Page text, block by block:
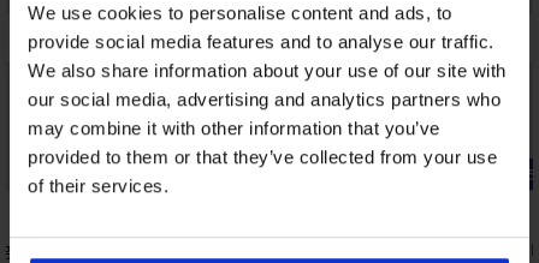
We use cookies to personalise content and ads, to
provide social media features and to analyse our traffic.
We also share information about your use of our site with
our social media, advertising and analytics partners who
may combine it with other information that you’ve
provided to them or that they’ve collected from your use
of their services.
Korting -30% -25% ALL25
Minimizer